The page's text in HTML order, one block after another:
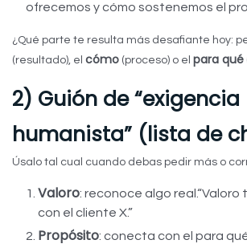
ofrecemos y cómo sostenemos el
¿Qué parte te resulta más desafiante hoy:
(resultado), el cómo (proceso) o el para qué
2) Guión de “exigencia
humanista” (lista de
Úsalo tal cual cuando debas pedir más o
Valoro: reconoce algo real. “Valoro
con el cliente X.”
Propósito: conecta con el para